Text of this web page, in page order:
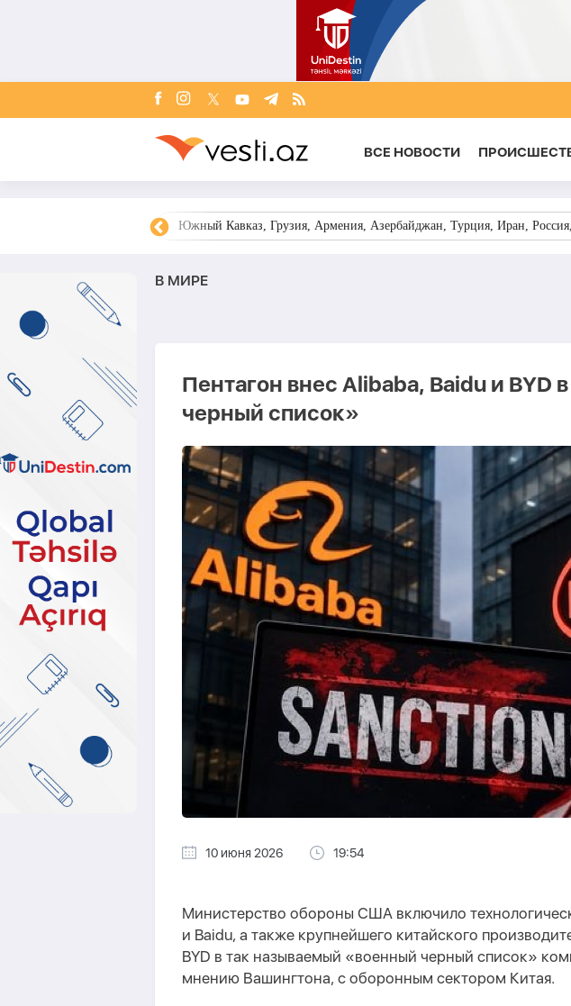
ВСЕ НОВОСТИ
Южный Кавказ, Грузия, Армения, Азербайджан, Турция, Иран, Россия,
В МИРЕ
Пентагон внес Alibaba, Baidu и BYD
черный список»
10 июня 2026 19:54
Министерство обороны США включило
и Baidu, а также крупнейшего китайского
BYD в так называемый «военный черный список»
мнению Вашингтона, с оборонным сектором Китая.